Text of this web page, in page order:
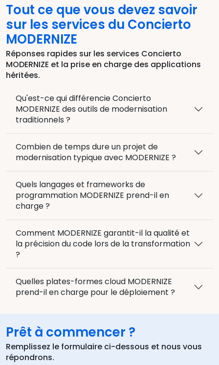
Tout ce que vous devez savoir
sur les services du Concierto
MODERNIZE
Réponses rapides sur les services Concierto
MODERNIZE et la prise en charge des applications
héritées.
Qu'est-ce qui différencie Concierto
MODERNIZE des outils de modernisation
traditionnels ?
Combien de temps dure un projet de
modernisation typique avec MODERNIZE ?
Quels langages et frameworks de
programmation MODERNIZE prend-il en
charge ?
Comment MODERNIZE garantit-il la qualité et
la précision du code lors de la transformation
?
Quelles plates-formes cloud MODERNIZE
prend-il en charge pour le déploiement ?
Prêt à commencer ?
Remplissez le formulaire ci-dessous et nous vous
répondrons.